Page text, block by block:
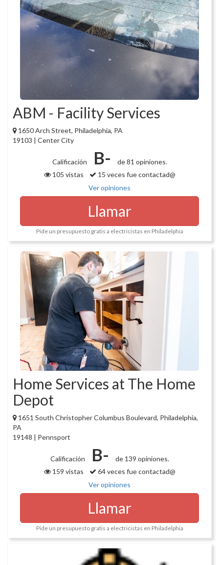
ABM - Facility Services
1650 Arch Street, Philadelphia, PA
19103 | Center City
Calificación B-
de 81 opiniones.
105 vistas
15 veces fue contactad@
Ver opiniones
Llamar
Pide un presupuesto gratis a electricistas en Philadelphia
Home Services at The Home
Depot
1651 South Christopher Columbus Boulevard, Philadelphia,
PA
19148 | Pennsport
Calificación B-
de 139 opiniones.
159 vistas
64 veces fue contactad@
Ver opiniones
Llamar
Pide un presupuesto gratis a electricistas en Philadelphia